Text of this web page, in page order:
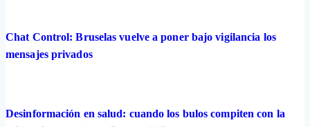
Chat Control: Bruselas vuelve a poner bajo vigilancia los
mensajes privados
Desinformación en salud: cuando los bulos compiten con la